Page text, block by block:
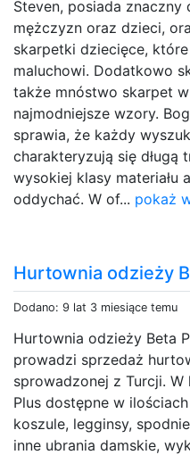
Steven, posiada
mężczyzn oraz dzieci,
skarpetki dziecięce,
maluchowi. Dodatkowo
także mnóstwo skarpet
najmodniejsze wzory.
sprawia, że każdy
charakteryzują się długą
wysokiej klasy materiału
oddychać. W of... pokaż
Hurtownia odzieży
Dodano: 9 lat 3 miesiące temu
Hurtownia odzieży Beta
prowadzi sprzedaż
sprowadzonej z Turcji.
Plus dostępne w
koszule, legginsy,
inne ubrania damskie,